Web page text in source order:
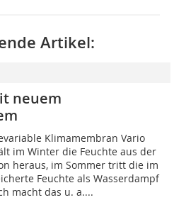
Artikel:
neuem
Klimamembran Vario
im Winter die Feuchte aus der
heraus, im Sommer tritt die im
Feuchte als Wasserdampf
macht das u. a....